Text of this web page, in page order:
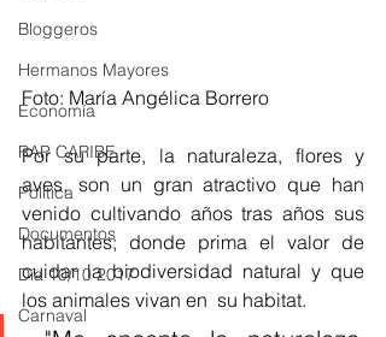
Bloggeros
Hermanos Mayores
Economía
RAP CARIBE
Política
Documentos
Día 10/10 2017
Carnaval
Foto: María Angélica Borrero
Por su parte, la naturaleza, flores y
aves, son un gran atractivo que han
venido cultivando años tras años sus
habitantes; donde prima el valor de
cuidar la biodiversidad natural y que
los animales vivan en  su habitat.